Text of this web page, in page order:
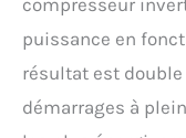
compresseur
puissance en
résultat est
démarrages à